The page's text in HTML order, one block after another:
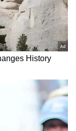
ಜಾಗತಿಕ
ರೈತರಿಗಾಗಿ
ಒಂದೇ
ಅಧಿಕೃತ
ಅಪ್‌ಡೇಟ್